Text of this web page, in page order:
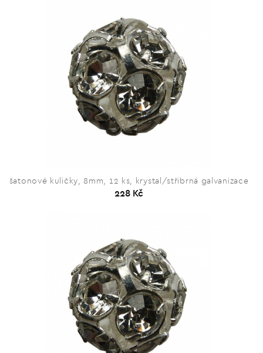
šatonové kuličky, 8mm, 12 ks, krystal/střibrná galvanizace
228 Kč